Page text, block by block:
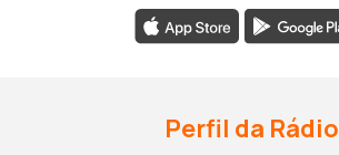
Perfil da Rádio